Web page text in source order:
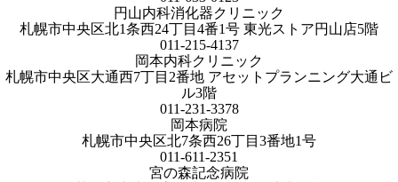
円山内科消化器クリニック
札幌市中央区北1条西24丁目4番1号 東光ストア円山店5階
011-215-4137
岡本内科クリニック
札幌市中央区大通西7丁目2番地 アセットプランニング大通ビ
ル3階
011-231-3378
岡本病院
札幌市中央区北7条西26丁目3番地1号
011-611-2351
宮の森記念病院